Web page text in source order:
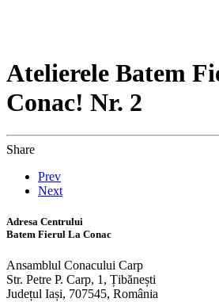
Atelierele Batem
Conac! Nr. 2
Share
Prev
Next
Adresa Centrului
Batem Fierul La Conac
Ansamblul Conacului Carp
Str. Petre P. Carp, 1, Țibănești
Județul Iași, 707545, România